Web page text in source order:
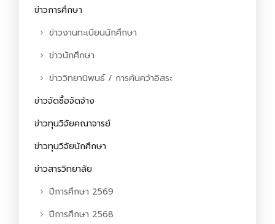
ข่าวการศึกษา
ข่าวงานทะเบียนนักศึกษา
ข่าวนักศึกษา
ข่าววิทยานิพนธ์ / การค้นคว้าอิสระ
ข่าวจัดซื้อจัดจ้าง
ข่าวทุนวิจัยคณาจารย์
ข่าวทุนวิจัยนักศึกษา
ข่าวสารวิทยาลัย
ปีการศึกษา 2569
ปีการศึกษา 2568